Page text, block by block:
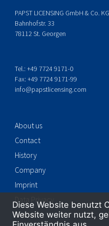
PAPST LICENSING GmbH & Co. KG
Bahnhofstr. 33
78112 St. Georgen
Tel.: +49 7724 9171-0
Fax: +49 7724 9171-99
info@papstlicensing.com
About us
Contact
History
Company
Imprint
Data Privacy
Deutsch
Diese Website benutzt
Website weiter nutzt,